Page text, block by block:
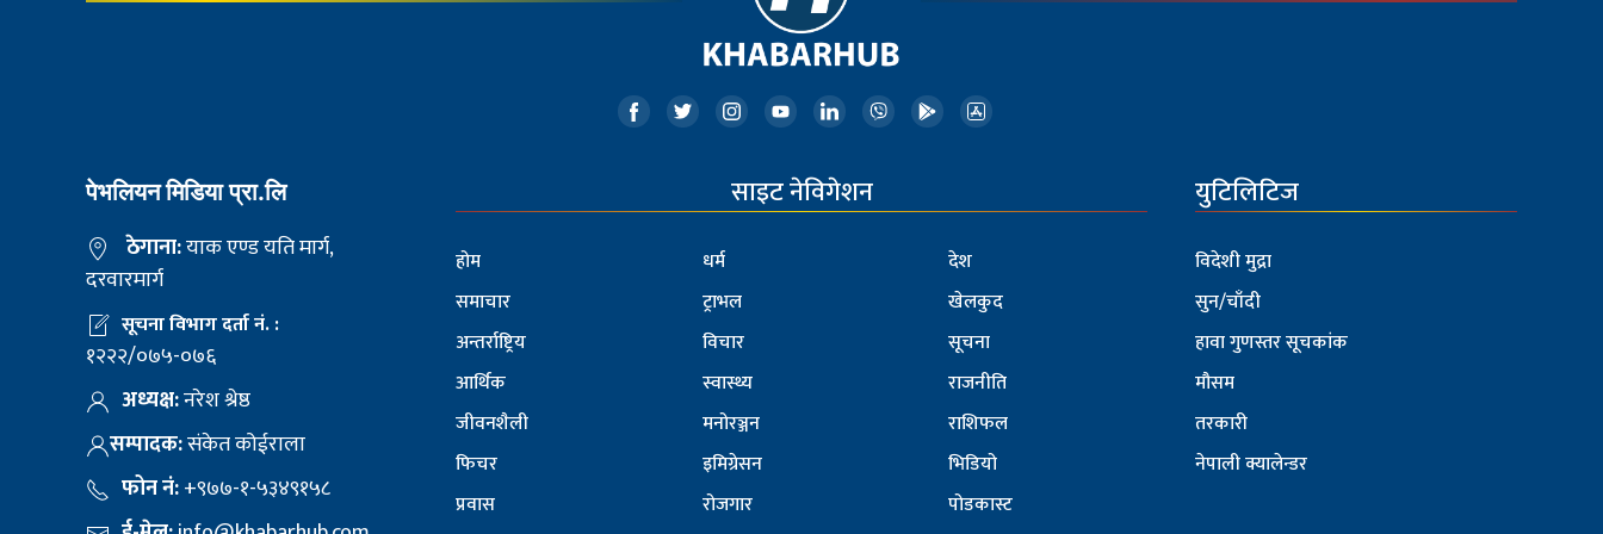
पेभलियन मिडिया प्रा.लि
ठेगाना:याक एण्ड यति मार्ग,
दरवारमार्ग
सूचना विभाग दर्ता नं. :
१२२२/०७५-०७६
अध्यक्ष:नरेश श्रेष्ठ
सम्पादक:संकेत कोईराला
फोन नं:+९७७-१-५३४९१५८
साइट नेविगेशन
होम
समाचार
अन्तर्राष्ट्रिय
आर्थिक
जीवनशैली
फिचर
प्रवास
धर्म
ट्राभल
विचार
स्वास्थ्य
मनोरञ्जन
इमिग्रेसन
रोजगार
देश
खेलकुद
सूचना
राजनीति
राशिफल
भिडियो
पोडकास्ट
युटिलिटिज
विदेशी मुद्रा
सुन/चाँदी
हावा गुणस्तर सूचकांक
मौसम
तरकारी
नेपाली क्यालेन्डर